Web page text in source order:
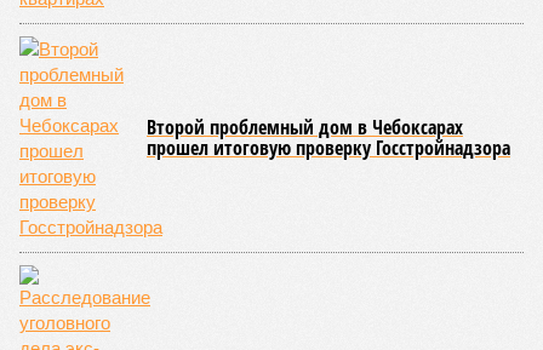
Второй проблемный дом в Чебоксарах
прошел итоговую проверку Госстройнадзора